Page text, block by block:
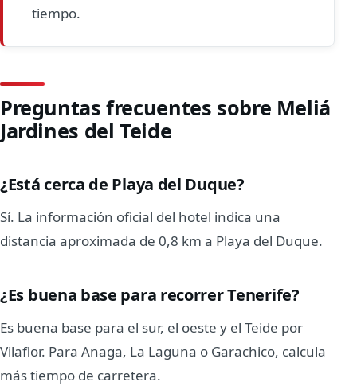
tiempo.
Preguntas frecuentes sobre Meliá
Jardines del Teide
¿Está cerca de Playa del Duque?
Sí. La información oficial del hotel indica una
distancia aproximada de 0,8 km a Playa del Duque.
¿Es buena base para recorrer Tenerife?
Es buena base para el sur, el oeste y el Teide por
Vilaflor. Para Anaga, La Laguna o Garachico, calcula
más tiempo de carretera.